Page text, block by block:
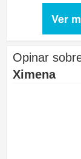
Ver
Opinar
Ximena